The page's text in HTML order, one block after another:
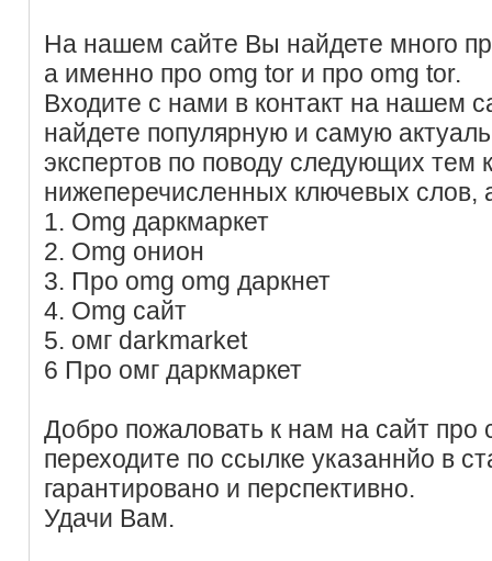
На нашем сайте Вы найдете много
а именно про omg tor и про omg tor.
Входите с нами в контакт на нашем
найдете популярную и самую
экспертов по поводу следующих тем
нижеперечисленных ключевых слов,
1. Omg даркмаркет
2. Omg онион
3. Про omg omg даркнет
4. Omg сайт
5. омг darkmarket
6 Про омг даркмаркет
Добро пожаловать к нам на сайт про
переходите по ссылке указаннйо в
гарантировано и перспективно.
Удачи Вам.